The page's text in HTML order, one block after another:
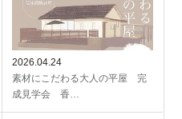
2026.04.24
素材にこだわる大人の平屋 完
成見学会 香…